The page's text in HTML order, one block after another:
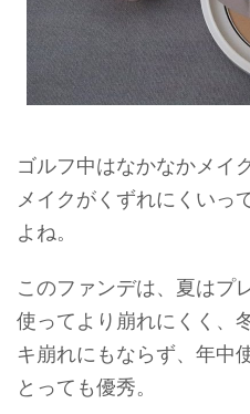
ゴルフ中はなかなかメイ
メイクがくずれにくいっ
よね。
このファンデは、夏はプ
使ってより崩れにくく、
キ崩れにもならず、年中
とっても優秀。